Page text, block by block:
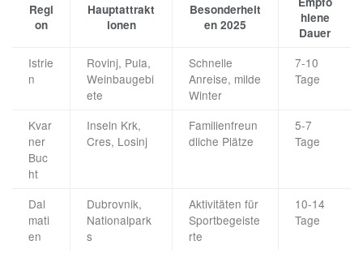
Regi
on
Hauptattrakt
ionen
Besonderheit
en 2025
hlene
Dauer
Istrie
n
Rovinj, Pula,
Weinbaugebi
ete
Schnelle
Anreise, milde
Winter
7-10
Tage
Kvar
ner
Buc
ht
Inseln Krk,
Cres, Losinj
Familienfreun
dliche Plätze
5-7
Tage
Dal
mati
en
Dubrovnik,
Nationalpark
s
Aktivitäten für
Sportbegeiste
rte
10-14
Tage